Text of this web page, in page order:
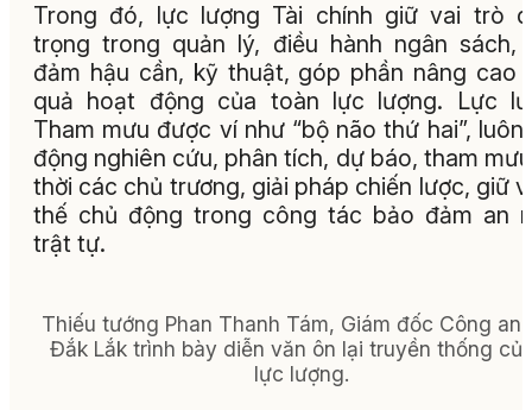
Trong đó, lực lượng Tài chính giữ vai trò
trọng trong quản lý, điều hành ngân sách,
đảm hậu cần, kỹ thuật, góp phần nâng cao
quả hoạt động của toàn lực lượng. Lực
Tham mưu được ví như “bộ não thứ hai”, luôn
động nghiên cứu, phân tích, dự báo, tham
thời các chủ trương, giải pháp chiến lược, giữ
thế chủ động trong công tác bảo đảm an
trật tự.
Thiếu tướng Phan Thanh Tám, Giám đốc Công an
Đắk Lắk trình bày diễn văn ôn lại truyền thống
lực lượng.